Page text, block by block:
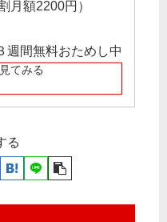
月額2200円）
週間無料おためし中
てみる
る